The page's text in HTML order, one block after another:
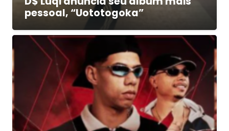
pessoal, “Uototogoka”